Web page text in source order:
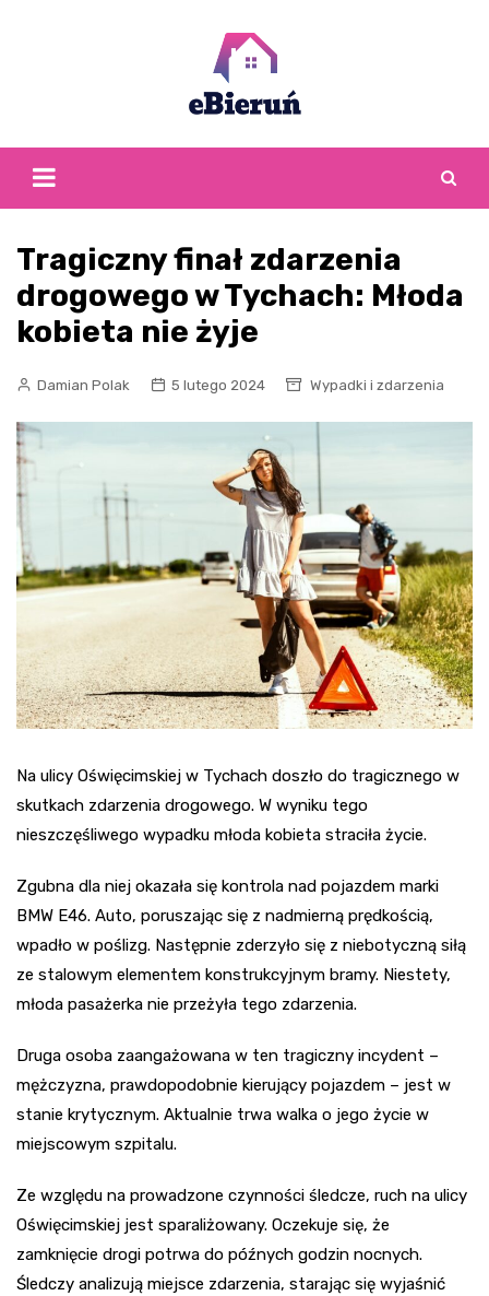
Tragiczny finał zdarzenia
drogowego w Tychach: Młoda
kobieta nie żyje
Damian Polak 5 lutego 2024 Wypadki i zdarzenia
Na ulicy Oświęcimskiej w Tychach doszło do tragicznego w
skutkach zdarzenia drogowego. W wyniku tego
nieszczęśliwego wypadku młoda kobieta straciła życie.
Zgubna dla niej okazała się kontrola nad pojazdem marki
BMW E46. Auto, poruszając się z nadmierną prędkością,
wpadło w poślizg. Następnie zderzyło się z niebotyczną siłą
ze stalowym elementem konstrukcyjnym bramy. Niestety,
młoda pasażerka nie przeżyła tego zdarzenia.
Druga osoba zaangażowana w ten tragiczny incydent –
mężczyzna, prawdopodobnie kierujący pojazdem – jest w
stanie krytycznym. Aktualnie trwa walka o jego życie w
miejscowym szpitalu.
Ze względu na prowadzone czynności śledcze, ruch na ulicy
Oświęcimskiej jest sparaliżowany. Oczekuje się, że
zamknięcie drogi potrwa do późnych godzin nocnych.
Śledczy analizują miejsce zdarzenia, starając się wyjaśnić